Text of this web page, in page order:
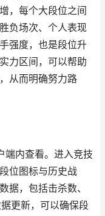
，每个大段位之间
负场次、个人表现
强度，也是段位升
力区间，可以帮助
从而明确努力路
端内查看。进入竞技
位图标与历史战
据，包括击杀数、
更新，可以确保段